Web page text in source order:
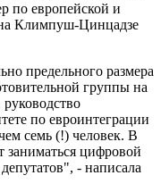
по европейской и
Климпуш-Цинцадзе
предельного размера
группы на
по евроинтеграции
семь (!) человек. В
заниматься цифровой
- написала